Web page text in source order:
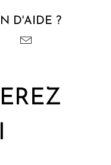
D'AIDE ?